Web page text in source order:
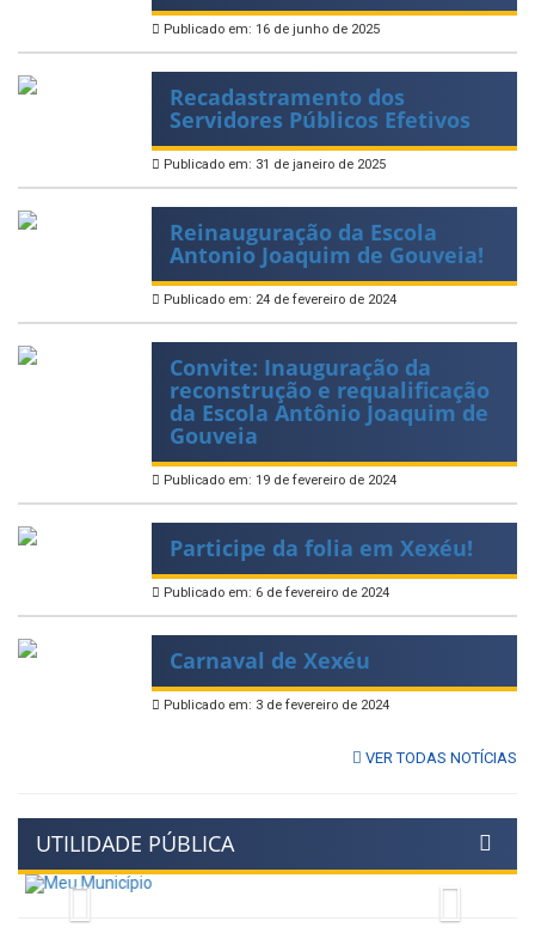
Publicado em: 16 de junho de 2025
Recadastramento dos
Servidores Públicos Efetivos
Publicado em: 31 de janeiro de 2025
Reinauguração da Escola
Antonio Joaquim de Gouveia!
Publicado em: 24 de fevereiro de 2024
Convite: Inauguração da
reconstrução e requalificação
da Escola Antônio Joaquim de
Gouveia
Publicado em: 19 de fevereiro de 2024
Participe da folia em Xexéu!
Publicado em: 6 de fevereiro de 2024
Carnaval de Xexéu
Publicado em: 3 de fevereiro de 2024
VER TODAS NOTÍCIAS
UTILIDADE PÚBLICA
Previous